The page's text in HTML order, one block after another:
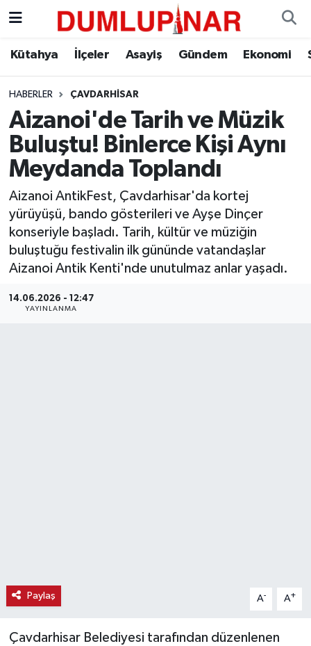
Kütahya İlçeler Asayiş Gündem Ekonomi
HABERLER ÇAVDARHISAR
Aizanoi'de Tarih ve Müzik
Buluştu! Binlerce Kişi Aynı
Meydanda Toplandı
Aizanoi AntikFest, Çavdarhisar'da kortej
yürüyüşü, bando gösterileri ve Ayşe Dinçer
konseriyle başladı. Tarih, kültür ve müziğin
buluştuğu festivalin ilk gününde vatandaşlar
Aizanoi Antik Kenti'nde unutulmaz anlar yaşadı.
14.06.2026 - 12:47
YAYINLANMA
Paylaş A- A+
Çavdarhisar Belediyesi tarafından düzenlenen
Asayiş
Diğer
Dünya
Eğitim
Ekonomi
Eleman
Emlak
Gündem
Siyaset
Kütahya Hava Durumu
Kütahya Trafik Yoğunluk Haritası
Süper Lig Puan Durumu ve Fikstür
Tüm Manşetler
Son Dakika Haberleri
Haber Arşivi